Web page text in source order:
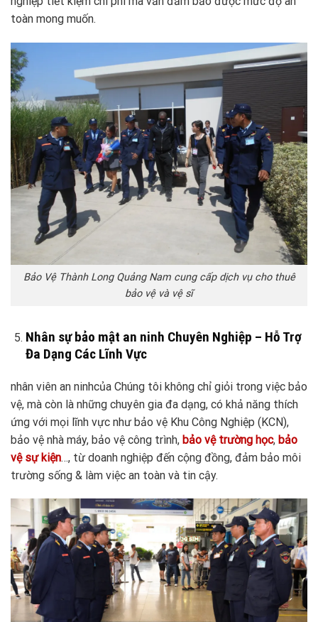
toàn mong muốn.
Bảo Vệ Thành Long Quảng Nam cung cấp dịch vụ cho thuê
bảo vệ và vệ sĩ
Nhân sự bảo mật an ninh Chuyên Nghiệp – Hỗ Trợ
Đa Dạng Các Lĩnh Vực
nhân viên an ninhcủa Chúng tôi không chỉ giỏi trong việc bảo
vệ, mà còn là những chuyên gia đa dạng, có khả năng thích
ứng với mọi lĩnh vực như bảo vệ Khu Công Nghiệp (KCN),
bảo vệ nhà máy, bảo vệ công trình, bảo vệ trường học, bảo
vệ sự kiện…, từ doanh nghiệp đến cộng đồng, đảm bảo môi
trường sống & làm việc an toàn và tin cậy.